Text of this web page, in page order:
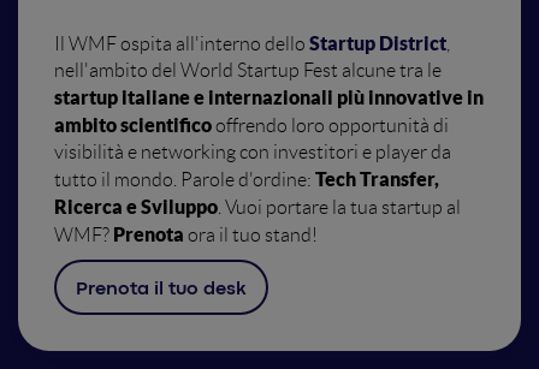
Il WMF ospita all'interno dello Startup District
nell'ambito del World Startup Fest alcune tra le
startup italiane e internazionali più innovative in
ambito scientificooffrendo loro opportunità di
visibilità e networking con investitori e player da
tutto il mondo. Parole d'ordine: Tech Transfer,
Ricerca e Sviluppo . Vuoi portare la tua startup al
WMF? Prenota ora il tuo stand!
Prenota il tuo desk